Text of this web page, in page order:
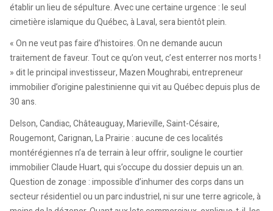
établir un lieu de sépulture. Avec une certaine urgence : le seul
cimetière islamique du Québec, à Laval, sera bientôt plein.
« On ne veut pas faire d’histoires. On ne demande aucun
traitement de faveur. Tout ce qu’on veut, c’est enterrer nos morts !
» dit le principal investisseur, Mazen Moughrabi, entrepreneur
immobilier d’origine palestinienne qui vit au Québec depuis plus de
30 ans.
Delson, Candiac, Châteauguay, Marieville, Saint-Césaire,
Rougemont, Carignan, La Prairie : aucune de ces localités
montérégiennes n’a de terrain à leur offrir, souligne le courtier
immobilier Claude Huart, qui s’occupe du dossier depuis un an.
Question de zonage : impossible d’inhumer des corps dans un
secteur résidentiel ou un parc industriel, ni sur une terre agricole, à